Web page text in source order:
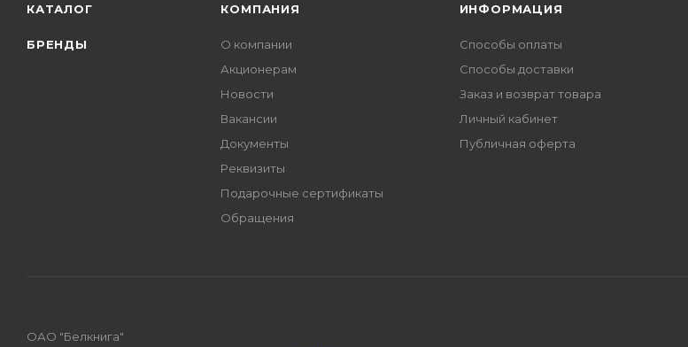
КАТАЛОГ
БРЕНДЫ
КОМПАНИЯ
О компании
Акционерам
Новости
Вакансии
Документы
Реквизиты
Подарочные сертификаты
Обращения
ИНФОРМАЦИЯ
Способы оплаты
Способы доставки
Заказ и возврат товара
Личный кабинет
Публичная оферта
ОАО "Белкнига"